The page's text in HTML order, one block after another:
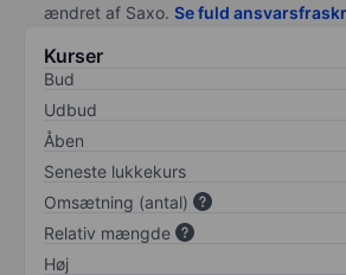
ændret af Saxo. Se fuld
Kurser
Bud
Udbud
Åben
Seneste lukkekurs
Omsætning (antal)
Relativ mængde
Høj